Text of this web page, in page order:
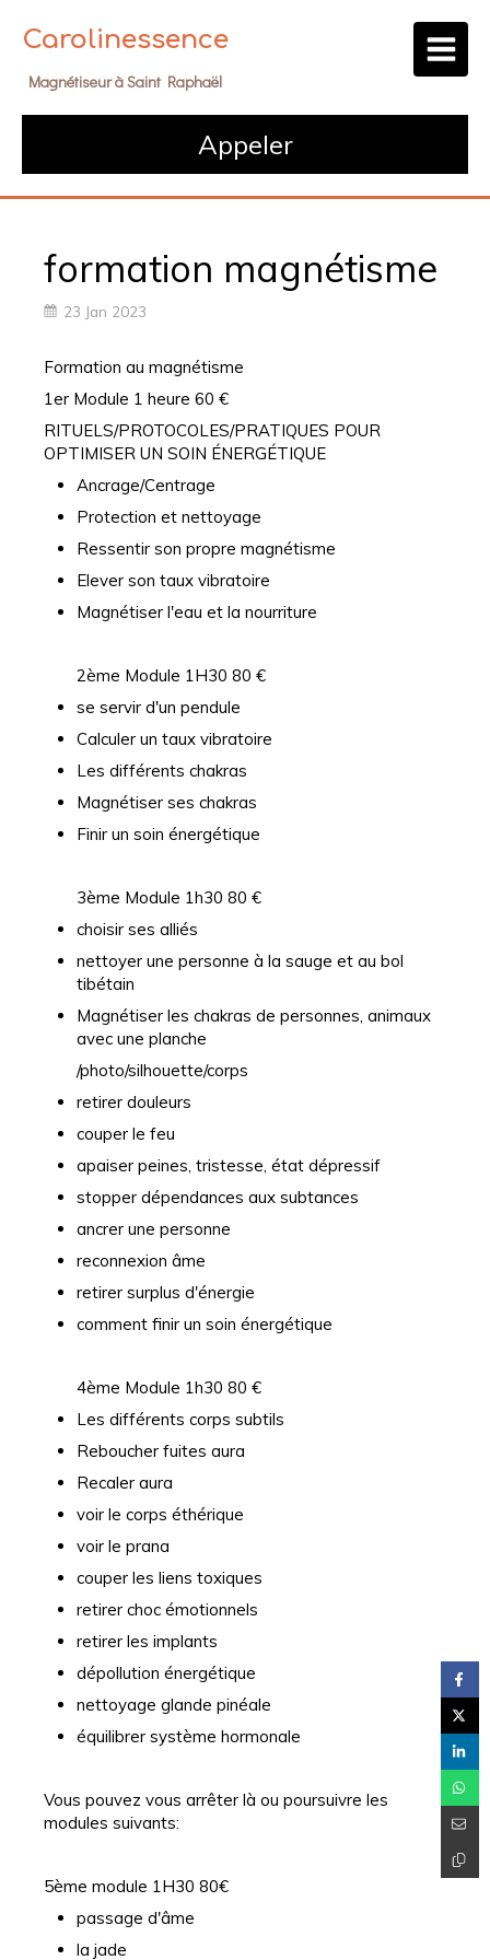
Carolinessence
Magnétiseur à Saint Raphaël
Appeler
formation magnétisme
23 Jan 2023
Formation au magnétisme
1er Module 1 heure 60 €
RITUELS/PROTOCOLES/PRATIQUES POUR
OPTIMISER UN SOIN ÉNERGÉTIQUE
Ancrage/Centrage
Protection et nettoyage
Ressentir son propre magnétisme
Elever son taux vibratoire
Magnétiser l'eau et la nourriture
2ème Module 1H30 80 €
se servir d'un pendule
Calculer un taux vibratoire
Les différents chakras
Magnétiser ses chakras
Finir un soin énergétique
3ème Module 1h30 80 €
choisir ses alliés
nettoyer une personne à la sauge et au bol
tibétain
Magnétiser les chakras de personnes, animaux
avec une planche
/photo/silhouette/corps
retirer douleurs
couper le feu
apaiser peines, tristesse, état dépressif
stopper dépendances aux subtances
ancrer une personne
reconnexion âme
retirer surplus d'énergie
comment finir un soin énergétique
4ème Module 1h30 80 €
Les différents corps subtils
Reboucher fuites aura
Recaler aura
voir le corps éthérique
voir le prana
couper les liens toxiques
retirer choc émotionnels
retirer les implants
dépollution énergétique
nettoyage glande pinéale
équilibrer système hormonale
Vous pouvez vous arrêter là ou poursuivre les
modules suivants:
5ème module 1H30 80€
passage d'âme
la jade